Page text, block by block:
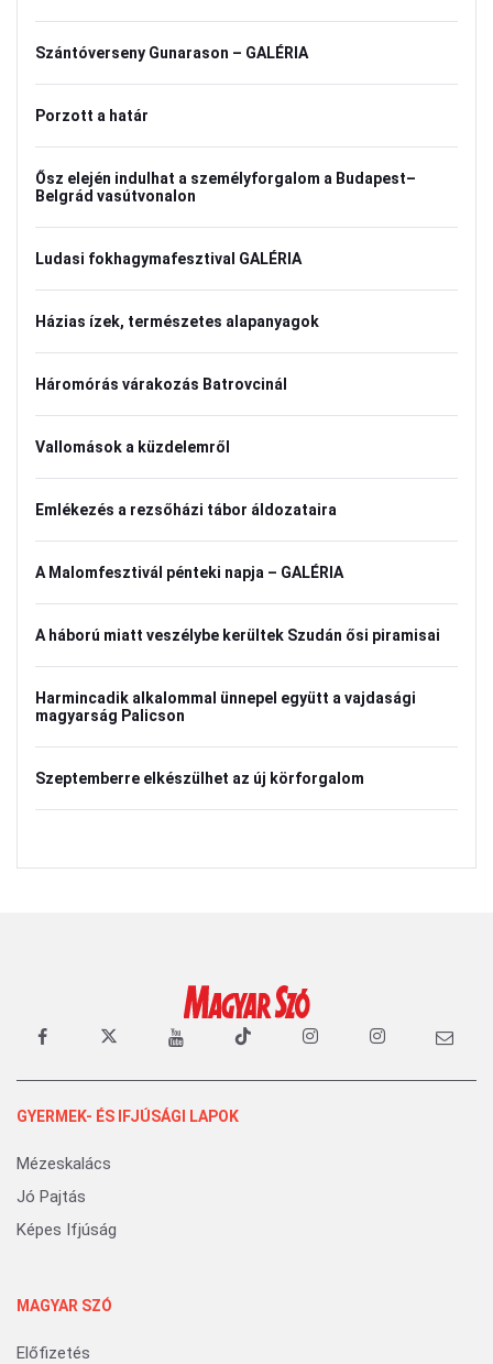
Szántóverseny Gunarason – GALÉRIA
Porzott a határ
Ősz elején indulhat a személyforgalom a Budapest–
Belgrád vasútvonalon
Ludasi fokhagymafesztival GALÉRIA
Házias ízek, természetes alapanyagok
Háromórás várakozás Batrovcinál
Vallomások a küzdelemről
Emlékezés a rezsőházi tábor áldozataira
A Malomfesztivál pénteki napja – GALÉRIA
A háború miatt veszélybe kerültek Szudán ősi piramisai
Harmincadik alkalommal ünnepel együtt a vajdasági
magyarság Palicson
Szeptemberre elkészülhet az új körforgalom
GYERMEK- ÉS IFJÚSÁGI LAPOK
Mézeskalács
Jó Pajtás
Képes Ifjúság
MAGYAR SZÓ
Előfizetés